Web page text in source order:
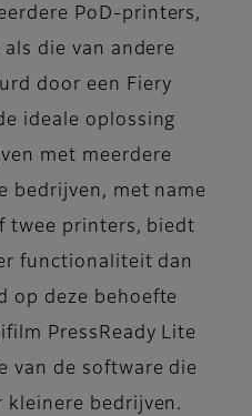
PoD-printers,
die van andere
door een Fiery
ideale oplossing
met meerdere
bedrijven, met name
twee printers, biedt
functionaliteit dan
op deze behoefte
PressReady Lite
van de software die
kleinere bedrijven.